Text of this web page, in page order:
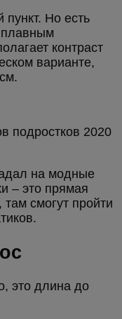
Но есть
плавным
контраст
варианте,
на модные
– это прямая
смогут пройти
это длина до